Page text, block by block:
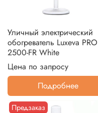
Уличный электрический
обогреватель Luxeva PRO
2500-FR White
Цена по запросу
Подробнее
Предзаказ